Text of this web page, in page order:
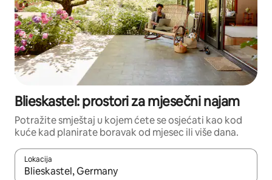
Blieskastel: prostori za mjesečni najam
Potražite smještaj u kojem ćete se osjećati kao kod
kuće kad planirate boravak od mjesec ili više dana.
Lokacija
Kada budu dostupni rezultati, moći ćete ih pregledati